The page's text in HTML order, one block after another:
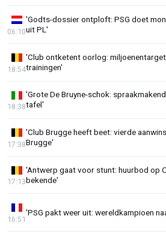
'Godts-dossier ontploft: PSG doet
uit PL'
06:10
'Club ontketent oorlog:
trainingen'
18:54
'Grote De Bruyne-schok:
tafel'
18:38
'Club Brugge heeft beet: vierde
Brugge'
17:38
'Antwerp gaat voor stunt: huurbod op
bekende'
17:13
'PSG pakt weer uit: wereldkampioen
16:51